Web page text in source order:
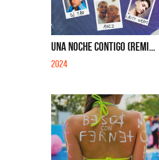
UNA NOCHE CONTIGO (REMI...
2024
Migrantes
SI NO ES CON VOS - SINGLE